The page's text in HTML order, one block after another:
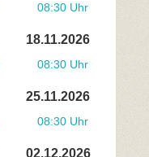
08:30 Uhr
18.11.2026
08:30 Uhr
25.11.2026
08:30 Uhr
02.12.2026